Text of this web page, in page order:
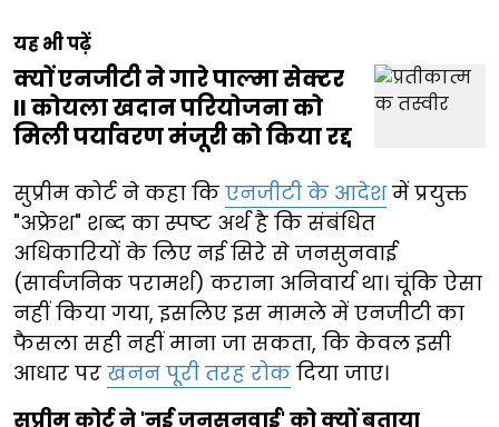
यह भी पढ़ें
क्यों एनजीटी ने गारे पाल्मा सेक्टर
II कोयला खदान परियोजना को
मिली पर्यावरण मंजूरी को किया रद्द
सुप्रीम कोर्ट ने कहा कि एनजीटी के आदेशमें प्रयुक्त
"अफ्रेश" शब्द का स्पष्ट अर्थ है कि संबंधित
अधिकारियों के लिए नई सिरे से जनसुनवाई
(सार्वजनिक परामर्श) कराना अनिवार्य था। चूंकि ऐसा
नहीं किया गया, इसलिए इस मामले में एनजीटी का
फैसला सही नहीं माना जा सकता, कि केवल इसी
आधार पर खनन पूरी तरह रोक दिया जाए।
सुप्रीम कोर्ट ने 'नई जनसुनवाई' को क्यों बताया